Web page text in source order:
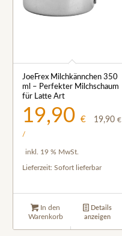
JoeFrex Milchkännchen 350
ml – Perfekter Milchschaum
für Latte Art
19,90€ 19,90€
/
inkl. 19 % MwSt.
Lieferzeit:Sofort lieferbar
In den
Warenkorb
Details
anzeigen